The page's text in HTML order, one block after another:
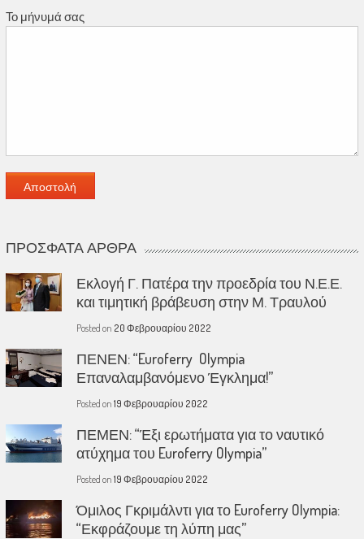
Το μήνυμά σας
ΠΡΌΣΦΑΤΑ ΆΡΘΡΑ
Εκλογή Γ. Πατέρα την προεδρία του Ν.Ε.Ε.
και τιμητική βράβευση στην Μ. Τραυλού
Posted on 20 Φεβρουαρίου 2022
ΠΕΝΕΝ: “Euroferry Olympia
Επαναλαμβανόμενο Έγκλημα!”
Posted on 19 Φεβρουαρίου 2022
ΠΕΜΕΝ: “Έξι ερωτήματα για το ναυτικό
ατύχημα του Euroferry Olympia”
Posted on 19 Φεβρουαρίου 2022
Όμιλος Γκριμάλντι για το Euroferry Olympia:
“Εκφράζουμε τη λύπη μας”